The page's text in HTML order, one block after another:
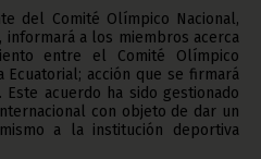
del Comité Olímpico Nacional,
informará a los miembros acerca
entre el Comité Olímpico
Ecuatorial; acción que se firmará
acuerdo ha sido gestionado
con objeto de dar un
a la institución deportiva